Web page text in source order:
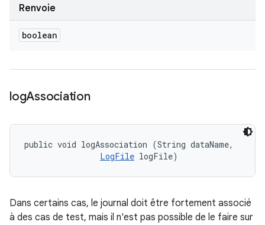
Renvoie
boolean
logAssociation
public void logAssociation (String dataName,
LogFile logFile)
Dans certains cas, le journal doit être fortement associé
à des cas de test, mais il n'est pas possible de le faire sur